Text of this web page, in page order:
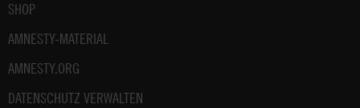
SHOP
AMNESTY-MATERIAL
AMNESTY.ORG
DATENSCHUTZ VERWALTEN